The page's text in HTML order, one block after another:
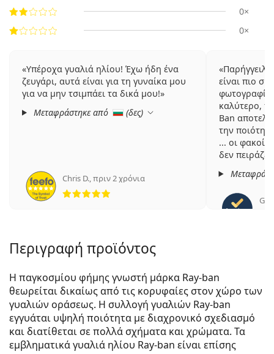
0×
0×
Υπέροχα γυαλιά ηλίου! Έχω ήδη ένα
ζευγάρι, αυτά είναι για τη γυναίκα μου
για να μην τσιμπάει τα δικά μου!
Μεταφράστηκε από
(δες)
Chris D.,πριν 2 χρόνια
5 αξιολογήσεις από 5
είναι πιο
φωτογραφία
καλύτερο,
Ban
την
... οι φακοί
δεν
Πολύ
Περιγραφή προϊόντος
Η παγκοσμίου φήμης γνωστή μάρκα Ray-ban
θεωρείται δικαίως από τις κορυφαίες στον χώρο των
γυαλιών οράσεως. Η συλλογή γυαλιών Ray-ban
εγγυάται υψηλή ποιότητα με διαχρονικό σχεδιασμό
και διατίθεται σε πολλά σχήματα και χρώματα. Τα
εμβληματικά γυαλιά ηλίου Ray-ban είναι επίσης